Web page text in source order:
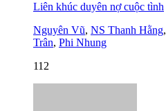
Liên khúc duyên nợ cuộc tình
Nguyên Vũ, NS Thanh Hằng,
Trân, Phi Nhung
112